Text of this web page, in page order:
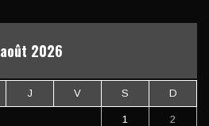
août 2026
J V S D
1 2